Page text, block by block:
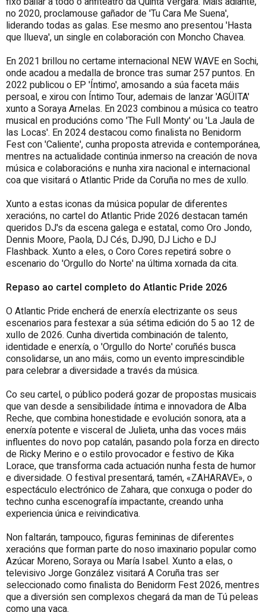
no 2020, proclamouse gañador de 'Tu Cara Me Suena',
liderando todas as galas. Ese mesmo ano presentou 'Hasta
que llueva', un single en colaboración con Moncho Chavea.
En 2021 brillou no certame internacional NEW WAVE en Sochi,
onde acadou a medalla de bronce tras sumar 257 puntos. En
2022 publicou o EP 'Íntimo', amosando a súa faceta máis
persoal, e xirou con Íntimo Tour, ademais de lanzar 'AGÜITA'
xunto a Soraya Arnelas. En 2023 combinou a música co teatro
musical en producións como 'The Full Monty' ou 'La Jaula de
las Locas'. En 2024 destacou como finalista no Benidorm
Fest con 'Caliente', cunha proposta atrevida e contemporánea,
mentres na actualidade continúa inmerso na creación de nova
música e colaboracións e nunha xira nacional e internacional
coa que visitará o Atlantic Pride da Coruña no mes de xullo.
Xunto a estas iconas da música popular de diferentes
xeracións, no cartel do Atlantic Pride 2026 destacan tamén
queridos DJ's da escena galega e estatal, como Oro Jondo,
Dennis Moore, Paola, DJ Cés, DJ90, DJ Licho e DJ
Flashback. Xunto a eles, o Coro Cores repetirá sobre o
escenario do 'Orgullo do Norte' na última xornada da cita.
Repaso ao cartel completo do Atlantic Pride 2026
O Atlantic Pride encherá de enerxía electrizante os seus
escenarios para festexar a súa sétima edición do 5 ao 12 de
xullo de 2026. Cunha divertida combinación de talento,
identidade e enerxía, o 'Orgullo do Norte' coruñés busca
consolidarse, un ano máis, como un evento imprescindible
para celebrar a diversidade a través da música.
Co seu cartel, o público poderá gozar de propostas musicais
que van desde a sensibilidade íntima e innovadora de Alba
Reche, que combina honestidade e evolución sonora, ata a
enerxía potente e visceral de Julieta, unha das voces máis
influentes do novo pop catalán, pasando pola forza en directo
de Ricky Merino e o estilo provocador e festivo de Kika
Lorace, que transforma cada actuación nunha festa de humor
e diversidade. O festival presentará, tamén, «ZAHARAVE», o
espectáculo electrónico de Zahara, que conxuga o poder do
techno cunha escenografía impactante, creando unha
experiencia única e reivindicativa.
Non faltarán, tampouco, figuras femininas de diferentes
xeracións que forman parte do noso imaxinario popular como
Azúcar Moreno, Soraya ou María Isabel. Xunto a elas, o
televisivo Jorge González visitará A Coruña tras ser
seleccionado como finalista do Benidorm Fest 2026, mentres
que a diversión sen complexos chegará da man de Tú peleas
como una vaca.